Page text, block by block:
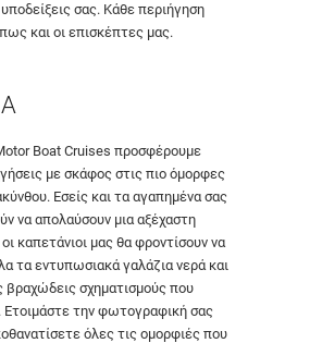
σας. Κάθε περιήγηση
και οι επισκέπτες μας.
Boat Cruises προσφέρουμε
με σκάφος στις πιο όμορφες
Εσείς και τα αγαπημένα σας
να απολαύσουν μια αξέχαστη
καπετάνιοι μας θα φροντίσουν να
τα εντυπωσιακά γαλάζια νερά και
βραχώδεις σχηματισμούς που
Ετοιμάστε την φωτογραφική σας
όλες τις ομορφιές που